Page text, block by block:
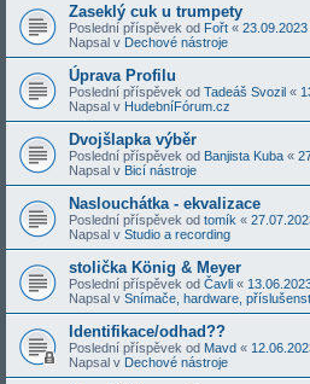
Zaseklý cuk u trumpety
Poslední příspěvek od Fořt «
Napsal v Dechové nástroje
Úprava Profilu
Poslední příspěvek od Tadeáš Svozil «
Napsal v HudebníFórum.cz
Dvojšlapka výběr
Poslední příspěvek od Banjista Kuba «
Napsal v Bicí nástroje
Naslouchátka - ekvalizace
Poslední příspěvek od tomík «
Napsal v Studio a recording
stolička König & Meyer
Poslední příspěvek od Čavli «
Napsal v Snímače, hardware,
Identifikace/odhad??
Poslední příspěvek od Mavd «
Napsal v Dechové nástroje